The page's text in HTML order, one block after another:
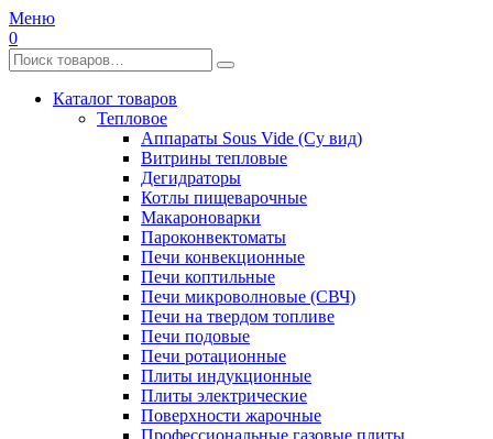
Меню
0
Каталог товаров
Тепловое
Аппараты Sous Vide (Су вид)
Витрины тепловые
Дегидраторы
Котлы пищеварочные
Макароноварки
Пароконвектоматы
Печи конвекционные
Печи коптильные
Печи микроволновые (СВЧ)
Печи на твердом топливе
Печи подовые
Печи ротационные
Плиты индукционные
Плиты электрические
Поверхности жарочные
Профессиональные газовые плиты